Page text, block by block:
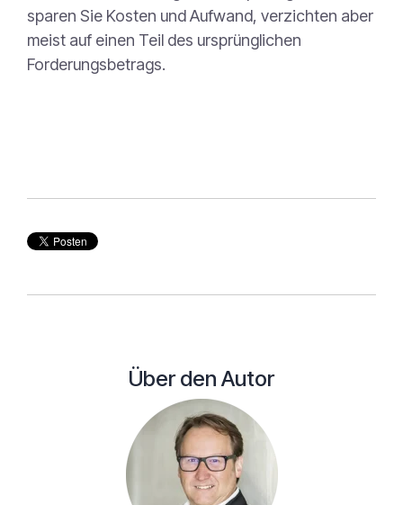
sparen Sie Kosten und Aufwand, verzichten aber
meist auf einen Teil des ursprünglichen
Forderungsbetrags.
Über den Autor